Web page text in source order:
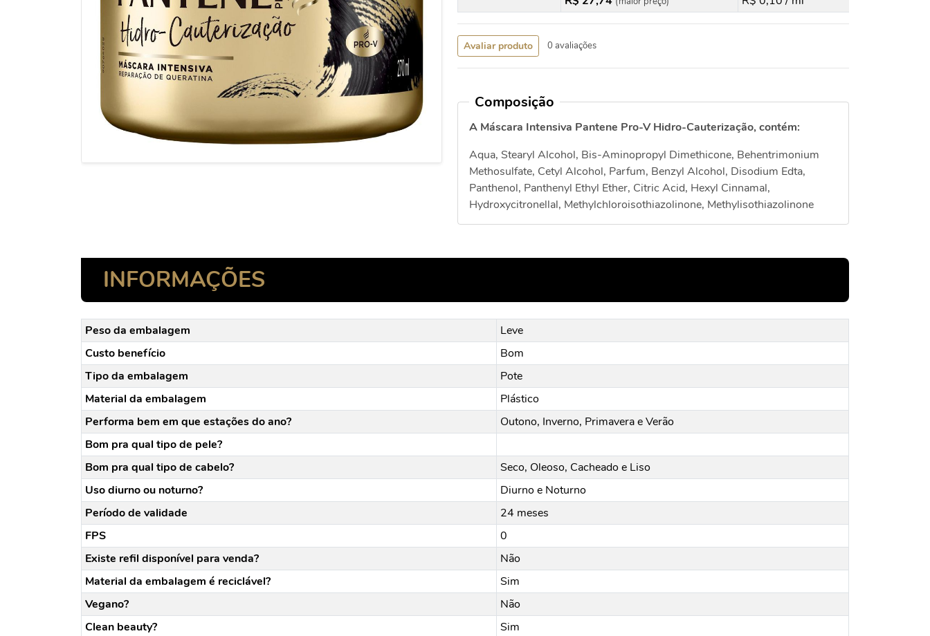
Avaliar produto 0 avaliações
Composição
A Máscara Intensiva Pantene Pro-V Hidro-Cauterização, contém:
Aqua, Stearyl Alcohol, Bis-Aminopropyl Dimethicone, Behentrimonium
Methosulfate, Cetyl Alcohol, Parfum, Benzyl Alcohol, Disodium Edta,
Panthenol, Panthenyl Ethyl Ether, Citric Acid, Hexyl Cinnamal,
Hydroxycitronellal, Methylchloroisothiazolinone, Methylisothiazolinone
INFORMAÇÕES
Peso da embalagem
Leve
Custo benefício
Bom
Tipo da embalagem
Pote
Material da embalagem
Plástico
Performa bem em que estações do ano?
Outono, Inverno, Primavera e Verão
Bom pra qual tipo de pele?
Bom pra qual tipo de cabelo?
Seco, Oleoso, Cacheado e Liso
Uso diurno ou noturno?
Diurno e Noturno
Período de validade
24 meses
FPS
0
Existe refil disponível para venda?
Não
Material da embalagem é reciclável?
Sim
Vegano?
Não
Clean beauty?
Sim